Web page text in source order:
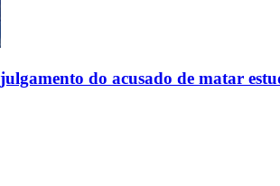
do acusado de matar